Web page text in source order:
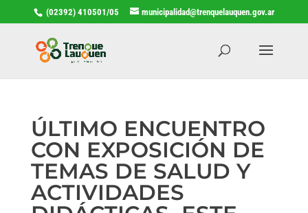
(02392) 410501/05 municipalidad@trenquelauquen.gov.ar
ÚLTIMO ENCUENTRO
CON EXPOSICIÓN DE
TEMAS DE SALUD Y
ACTIVIDADES